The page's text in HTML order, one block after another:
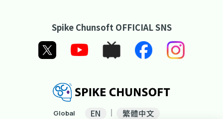
Spike Chunsoft OFFICIAL SNS
Global EN 繁體中文